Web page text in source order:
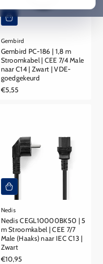
Gembird
Gembird PC-186 | 1,8 m
Stroomkabel | CEE 7/4 Male
naar C14 | Zwart | VDE-
goedgekeurd
Reguliere
€5,55
Nedis
Nedis CEGL10000BK50 | 5
m Stroomkabel | CEE 7/7
Male (Haaks) naar IEC C13 |
Zwart
Reguliere
€10,95